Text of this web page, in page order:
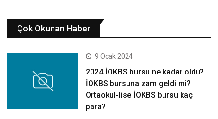
Çok Okunan Haber
9 Ocak 2024
2024 İOKBS bursu ne kadar oldu?
İOKBS bursuna zam geldi mi?
Ortaokul-lise İOKBS bursu kaç
para?